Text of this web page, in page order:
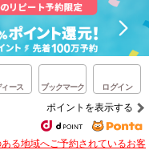
ース ブックマーク ログイン
ポイントを表示する
る地域へご予約されているお客